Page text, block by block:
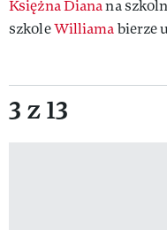
Księżna Dianana
szkoleWilliamabierze
3 z 13